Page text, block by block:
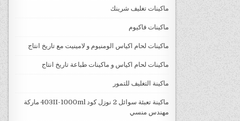
ماكينات تغليف شرينك
ماكينات فاكيوم
ماكينات لحام اكياس الومنيوم و لامينيت مع تاريخ انتاج
ماكينات لحام اكياس و ماكينات طباعة تاريخ انتاج
ماكينة التغليف للتمور
ماكينة تعبئة سوائل 2 نوزل كود 403II-1000ml ماركة
مهندس منسي